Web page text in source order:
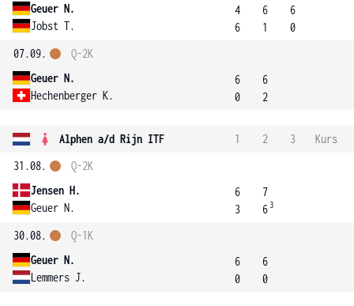
Geuer N.
Jobst T.
4
6
6
1
6
0
07.09.
Geuer N.
Hechenberger K.
Q-2K
6
0
6
2
Alphen a/d Rijn ITF 1 2 3
Kurs
31.08.
Jensen H.
Geuer N.
Q-2K
6
3
7
6 3
30.08.
Geuer N.
Lemmers J.
Q-1K
6
0
6
0